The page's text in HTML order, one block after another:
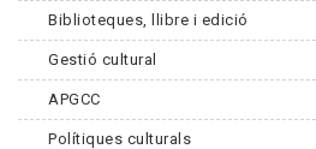
Biblioteques, llibre i edició
Gestió cultural
APGCC
Polítiques culturals